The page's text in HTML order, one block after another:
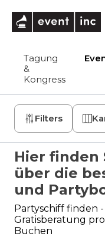
Tagung
&
Kongress
Filters
Hier finden
über die
und
Partyschiff finden
Gratisberatung
Buchen